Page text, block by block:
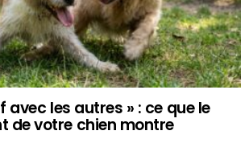
avec les autres » : ce que le
de votre chien montre